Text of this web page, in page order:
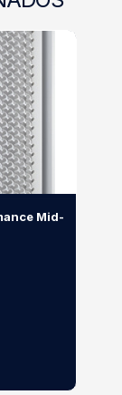
Mid-